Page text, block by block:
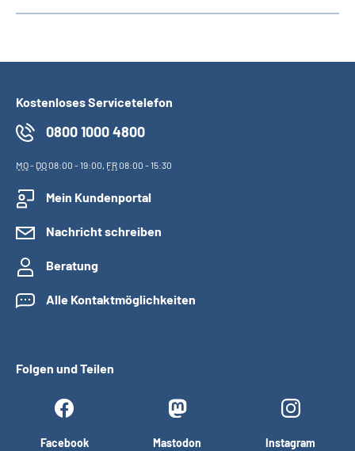
Kostenloses Servicetelefon
0800 1000 4800
MO- DO08:00 - 19:00, FR08:00 - 15:30
Mein Kundenportal
Nachricht schreiben
Beratung
Alle Kontaktmöglichkeiten
Folgen und Teilen
Facebook Mastodon Instagram